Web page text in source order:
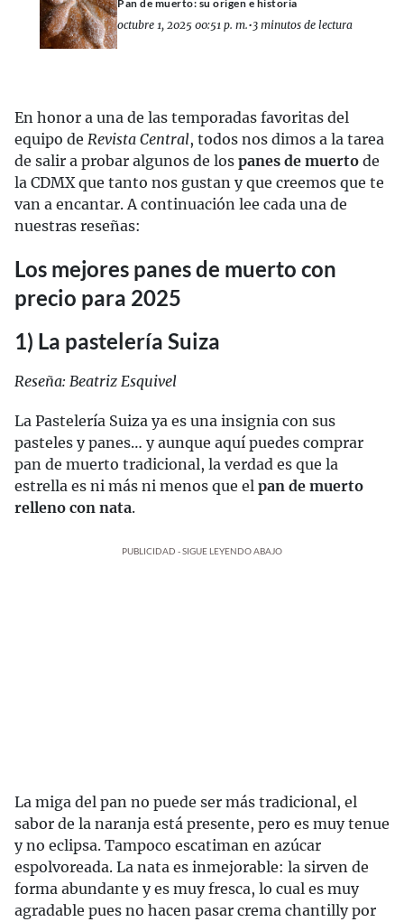
Pan de muerto: su origen e historia
octubre 1, 2025 00:51 p. m.•3 minutos de lectura
En honor a una de las temporadas favoritas del
equipo de Revista Central, todos nos dimos a la tarea
de salir a probar algunos de los panes de muerto de
la CDMX que tanto nos gustan y que creemos que te
van a encantar. A continuación lee cada una de
nuestras reseñas:
Los mejores panes de muerto con
precio para 2025
1) La pastelería Suiza
Reseña: Beatriz Esquivel
La Pastelería Suiza ya es una insignia con sus
pasteles y panes… y aunque aquí puedes comprar
pan de muerto tradicional, la verdad es que la
estrella es ni más ni menos que el pan de muerto
relleno con nata.
PUBLICIDAD - SIGUE LEYENDO ABAJO
La miga del pan no puede ser más tradicional, el
sabor de la naranja está presente, pero es muy tenue
y no eclipsa. Tampoco escatiman en azúcar
espolvoreada. La nata es inmejorable: la sirven de
forma abundante y es muy fresca, lo cual es muy
agradable pues no hacen pasar crema chantilly por